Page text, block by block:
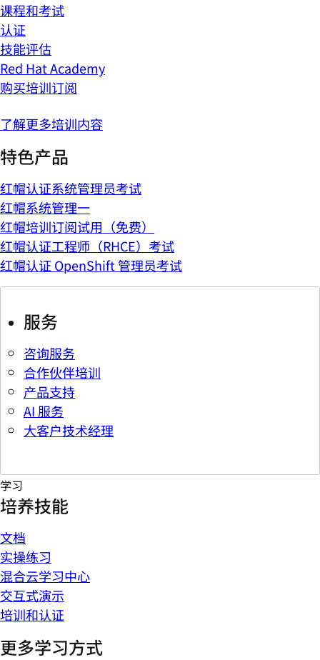
课程和考试
认证
技能评估
Red Hat Academy
购买培训订阅
了解更多培训内容
特色产品
红帽认证系统管理员考试
红帽系统管理一
红帽培训订阅试用（免费）
红帽认证工程师（RHCE）考试
红帽认证 OpenShift 管理员考试
服务
咨询服务
合作伙伴培训
产品支持
AI 服务
大客户技术经理
学习
培养技能
文档
实操练习
混合云学习中心
交互式演示
培训和认证
更多学习方式